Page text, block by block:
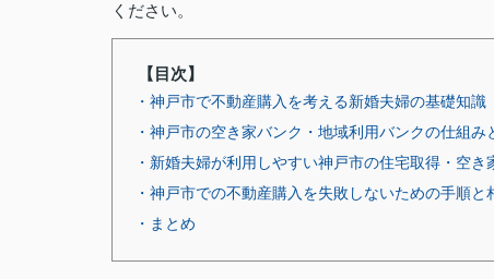
ください。
【目次】
・神戸市で不動産購入を考える新婚夫婦の基礎知識
・神戸市の空き家バンク・地域利用バンクの仕組み
・新婚夫婦が利用しやすい神戸市の住宅取得・空き
・神戸市での不動産購入を失敗しないための手順と
・まとめ